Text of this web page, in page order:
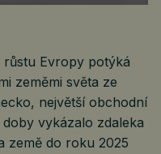
Evropy potýká
zeměmi světa ze
největší obchodní
vykázalo zdaleka
země do roku 2025